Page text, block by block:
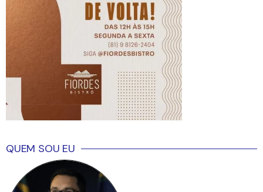
QUEM SOU EU